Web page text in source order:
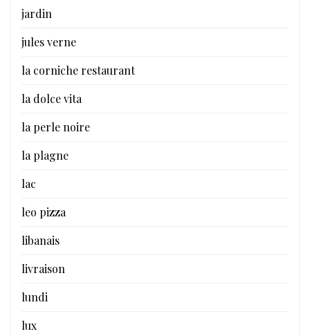
jardin
jules verne
la corniche restaurant
la dolce vita
la perle noire
la plagne
lac
leo pizza
libanais
livraison
lundi
lux